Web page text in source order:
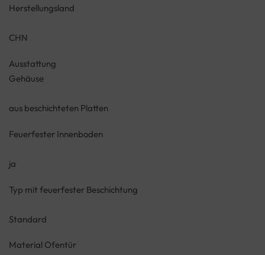
Herstellungsland
CHN
Ausstattung
Gehäuse
aus beschichteten Platten
Feuerfester Innenboden
ja
Typ mit feuerfester Beschichtung
Standard
Material Ofentür